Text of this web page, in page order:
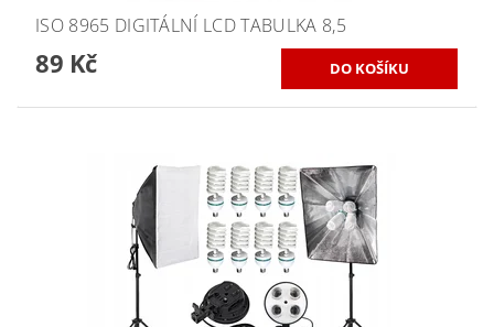
ISO 8965 DIGITÁLNÍ LCD TABULKA 8,5
89 Kč